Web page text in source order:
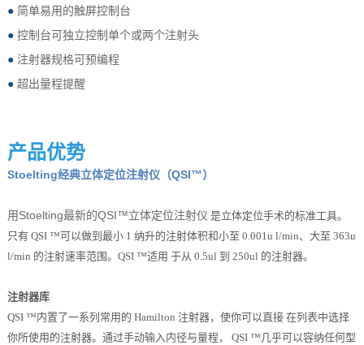
● 简单易用的触屏控制台
● 控制台可独立控制单个或两个注射头
● 注射器规格可预编程
● 超出量程提醒
产品优势
Stoelting经典立体定位注射仪（QSI™）
用Stoelting最新的QSI™立体定位注射仪 是立体定位手术的标准工具。
只有 QSI ™可以做到最小 1 纳升的注射体积和小至 0.001u l/min、大至 363u
l/min 的注射速率范围。QSI ™适用 于从 0.5ul 到 250ul 的注射器。
注射器库
QSI ™内置了一系列常用的 Hamilton 注射器，使你可以直接 在列表中选择
你所使用的注射器。通过手动输入内径与量程， QSI ™几乎可以容纳任何型